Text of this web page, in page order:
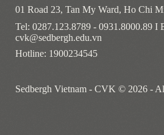
01 Road 23, Tan My Ward, Ho Chi
Tel: 0287.123.8789 - 0931.8000.89 I
cvk@sedbergh.edu.vn
Hotline: 1900234545
Sedbergh Vietnam - CVK © 2026 -